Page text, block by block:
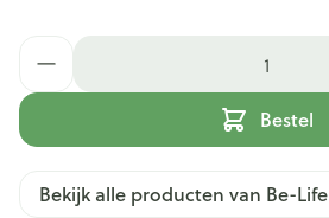
Bestel
Bekijk alle producten van Be-Life